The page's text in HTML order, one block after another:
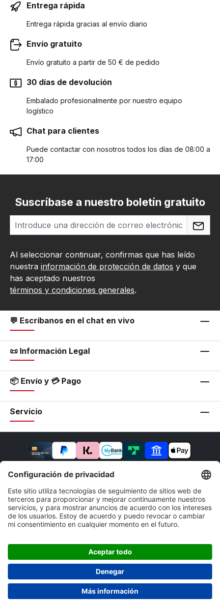
Entrega rápida
Entrega rápida gracias al envío diario
Envío gratuito
Envío gratuito a partir de 50 € de pedido
30 días de devolución
Embalado profesionalmente por nuestro equipo
logístico
Chat para clientes
Puede contactar con nosotros todos los días de 08:00 a
17:00
Suscríbase a nuestro boletín gratuito
Al seleccionar continuar, confirmas que has leído
nuestra información de protección de datos y que
has aceptado nuestros
términos y condiciones generales.
💬 Escríbanos en el chat en vivo
📜 Información Legal
📦 Envío y 💳 Pago
Servicio
* Todos los precios incluyen IVA más
los posibles gastos de envío, salvo que se indique lo
contrario.
Condiciones generales
Política de privacidad
Accesibilidad